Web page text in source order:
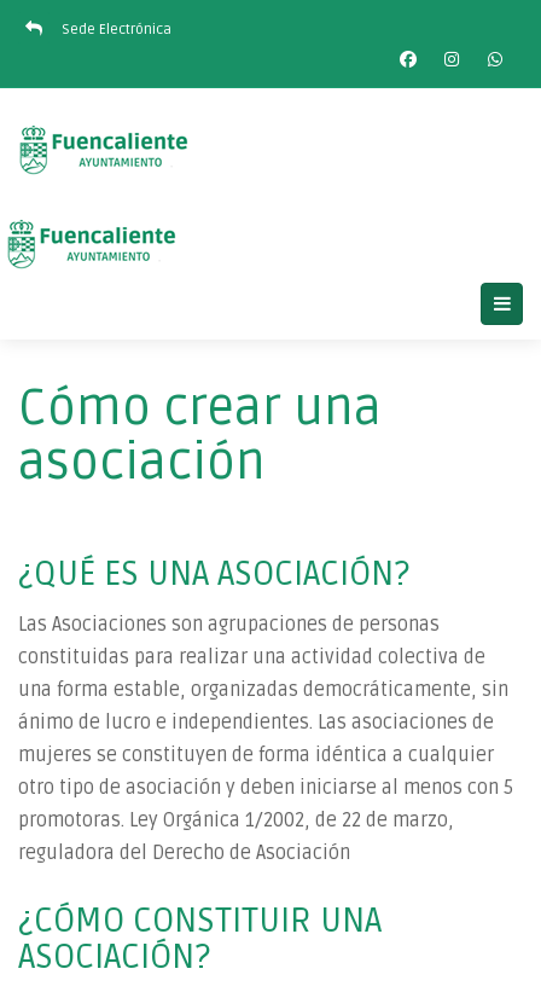
Sede Electrónica
Cómo crear una
asociación
¿QUÉ ES UNA ASOCIACIÓN?
Las Asociaciones son agrupaciones de personas
constituidas para realizar una actividad colectiva de
una forma estable, organizadas democráticamente, sin
ánimo de lucro e independientes. Las asociaciones de
mujeres se constituyen de forma idéntica a cualquier
otro tipo de asociación y deben iniciarse al menos con 5
promotoras. Ley Orgánica 1/2002, de 22 de marzo,
reguladora del Derecho de Asociación
¿CÓMO CONSTITUIR UNA
ASOCIACIÓN?